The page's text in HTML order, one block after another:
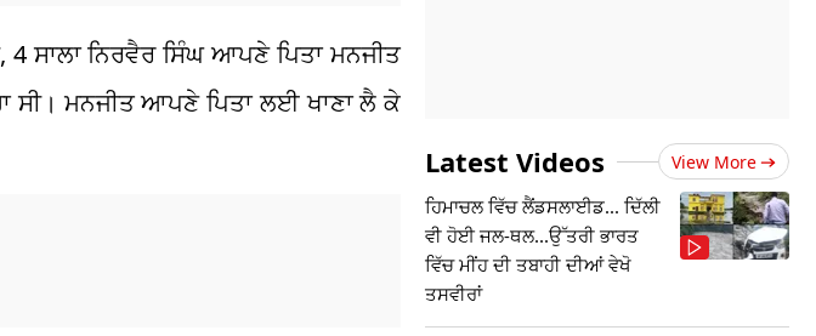
ਸਾਲਾ ਨਿਰਵੈਰ ਸਿੰਘ ਆਪਣੇ ਪਿਤਾ ਮਨਜੀਤ
ਸੀ। ਮਨਜੀਤ ਆਪਣੇ ਪਿਤਾ ਲਈ ਖਾਣਾ ਲੈ ਕੇ
Latest Videos View More
ਹਿਮਾਚਲ ਵਿੱਚ ਲੈਂਡਸਲਾਈਡ... ਦਿੱਲੀ
ਵੀ ਹੋਈ ਜਲ-ਥਲ...ਉੱਤਰੀ ਭਾਰਤ
ਵਿੱਚ ਮੀਂਹ ਦੀ ਤਬਾਹੀ ਦੀਆਂ ਵੇਖੋ
ਤਸਵੀਰਾਂ